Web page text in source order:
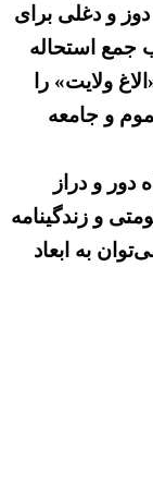
و دغلی برای
جمع استحاله
ولایت» را
و جامعه
دور و دراز
و زندگینامه
به ابعاد